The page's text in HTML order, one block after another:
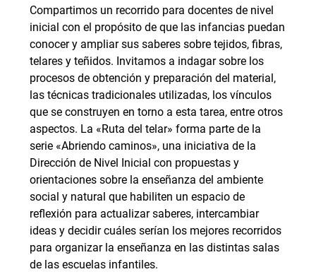
Compartimos un recorrido para docentes de nivel
inicial con el propósito de que las infancias puedan
conocer y ampliar sus saberes sobre tejidos, fibras,
telares y teñidos. Invitamos a indagar sobre los
procesos de obtención y preparación del material,
las técnicas tradicionales utilizadas, los vínculos
que se construyen en torno a esta tarea, entre otros
aspectos. La «Ruta del telar» forma parte de la
serie «Abriendo caminos», una iniciativa de la
Dirección de Nivel Inicial con propuestas y
orientaciones sobre la enseñanza del ambiente
social y natural que habiliten un espacio de
reflexión para actualizar saberes, intercambiar
ideas y decidir cuáles serían los mejores recorridos
para organizar la enseñanza en las distintas salas
de las escuelas infantiles.